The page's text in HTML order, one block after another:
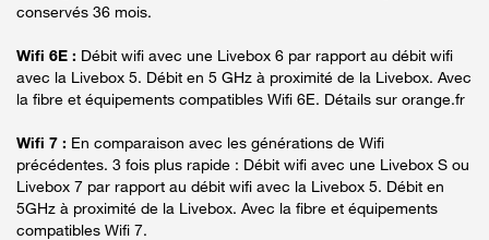
conservés 36 mois.
Wifi 6E : Débit wifi avec une Livebox 6 par rapport au débit wifi
avec la Livebox 5. Débit en 5 GHz à proximité de la Livebox. Avec
la fibre et équipements compatibles Wifi 6E. Détails sur orange.fr
Wifi 7 : En comparaison avec les générations de Wifi
précédentes. 3 fois plus rapide : Débit wifi avec une Livebox S ou
Livebox 7 par rapport au débit wifi avec la Livebox 5. Débit en
5GHz à proximité de la Livebox. Avec la fibre et équipements
compatibles Wifi 7.